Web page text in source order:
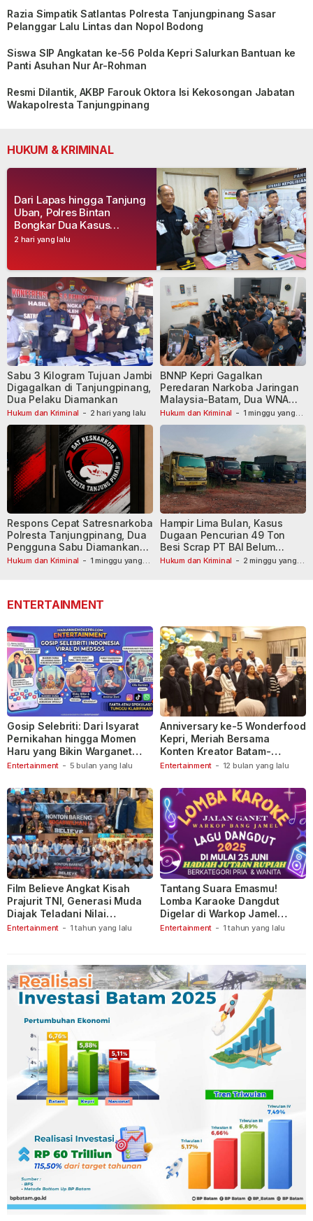
Razia Simpatik Satlantas Polresta Tanjungpinang Sasar
Pelanggar Lalu Lintas dan Nopol Bodong
Siswa SIP Angkatan ke-56 Polda Kepri Salurkan Bantuan ke
Panti Asuhan Nur Ar-Rohman
Resmi Dilantik, AKBP Farouk Oktora Isi Kekosongan Jabatan
Wakapolresta Tanjungpinang
HUKUM & KRIMINAL
2 hari yang lalu
Dari Lapas hingga Tanjung
Uban, Polres Bintan
Bongkar Dua Kasus
Narkoba, Empat Tersangka
Hukum dan Kriminal - 2 hari yang lalu
Sabu 3 Kilogram Tujuan Jambi
Digagalkan di Tanjungpinang,
Dua Pelaku Diamankan
Hukum dan Kriminal - 1 minggu yang
BNNP Kepri Gagalkan
Peredaran Narkoba Jaringan
Malaysia-Batam, Dua WNA
Masih Diburu
Hukum dan Kriminal - 1 minggu yang
Respons Cepat Satresnarkoba
Polresta Tanjungpinang, Dua
Pengguna Sabu Diamankan
Usai Dilaporkan ke Call Center
Hukum dan Kriminal - 2 minggu yang
Hampir Lima Bulan, Kasus
Dugaan Pencurian 49 Ton
Besi Scrap PT BAI Belum
Tetapkan Tersangka
ENTERTAINMENT
Entertainment - 5 bulan yang lalu
Gosip Selebriti: Dari Isyarat
Pernikahan hingga Momen
Haru yang Bikin Warganet
Berspekulasi
Entertainment - 12 bulan yang lalu
Anniversary ke-5 Wonderfood
Kepri, Meriah Bersama
Konten Kreator Batam-
Tanjungpinang
Entertainment - 1 tahun yang lalu
Film Believe Angkat Kisah
Prajurit TNI, Generasi Muda
Diajak Teladani Nilai
Keberanian
Entertainment - 1 tahun yang lalu
Tantang Suara Emasmu!
Lomba Karaoke Dangdut
Digelar di Warkop Jamel
Ganet